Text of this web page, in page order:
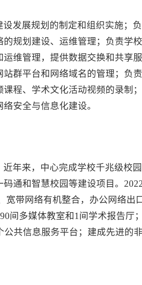
发展规划的制定和组织实施；
规划建设、运维管理；负责学
维管理，提供数据交换和共享
群平台和网络域名的管理；负
程、学术文化活动视频的录制
安全与信息化建设。
年来，中心完成学校千兆级校
通和智慧校园等建设项目。
宽带网络有机整合，办公网络出
间多媒体教室和1间学术报告厅
公共信息服务平台；建成先进的